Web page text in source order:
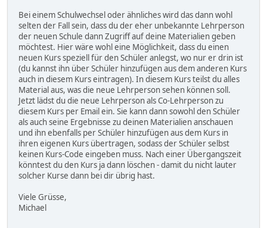
Bei einem Schulwechsel oder ähnliches wird das dann wohl
selten der Fall sein, dass du der eher unbekannte Lehrperson
der neuen Schule dann Zugriff auf deine Materialien geben
möchtest. Hier wäre wohl eine Möglichkeit, dass du einen
neuen Kurs speziell für den Schüler anlegst, wo nur er drin ist
(du kannst ihn über Schüler hinzufügen aus dem anderen Kurs
auch in diesem Kurs eintragen). In diesem Kurs teilst du alles
Material aus, was die neue Lehrperson sehen können soll.
Jetzt lädst du die neue Lehrperson als Co-Lehrperson zu
diesem Kurs per Email ein. Sie kann dann sowohl den Schüler
als auch seine Ergebnisse zu deinen Materialien anschauen
und ihn ebenfalls per Schüler hinzufügen aus dem Kurs in
ihren eigenen Kurs übertragen, sodass der Schüler selbst
keinen Kurs-Code eingeben muss. Nach einer Übergangszeit
könntest du den Kurs ja dann löschen - damit du nicht lauter
solcher Kurse dann bei dir übrig hast.
Viele Grüsse,
Michael